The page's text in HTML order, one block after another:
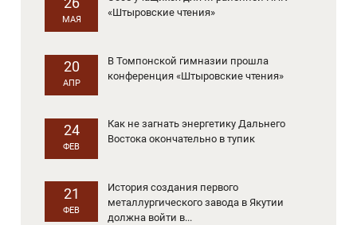
МАЯ
«Штыровские чтения»
20
АПР
В Томпонской гимназии прошла
конференция «Штыровские чтения»
24
ФЕВ
Как не загнать энергетику Дальнего
Востока окончательно в тупик
21
ФЕВ
История создания первого
металлургического завода в Якутии
должна войти в...